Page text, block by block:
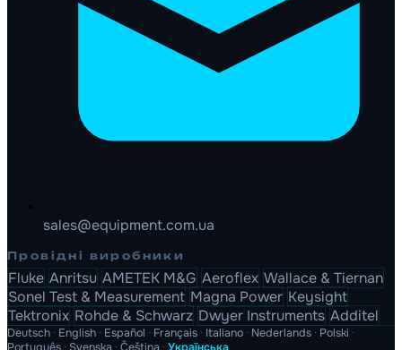
sales@equipment.com.ua
Провідні виробники
Fluke Anritsu AMETEK M&G Aeroflex Wallace & Tiernan
Sonel Test & Measurement Magna Power Keysight
Tektronix Rohde & Schwarz Dwyer Instruments Additel
Deutsch · English · Español · Français · Italiano · Nederlands · Polski ·
Português · Svenska · Čeština · Українська